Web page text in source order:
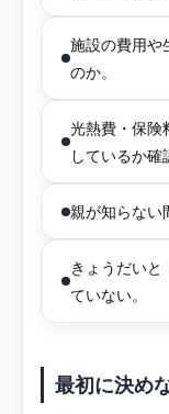
施設の費用や
のか。
光熱費・保険
しているか確
親が知らない
きょうだいと
ていない。
最初に決め